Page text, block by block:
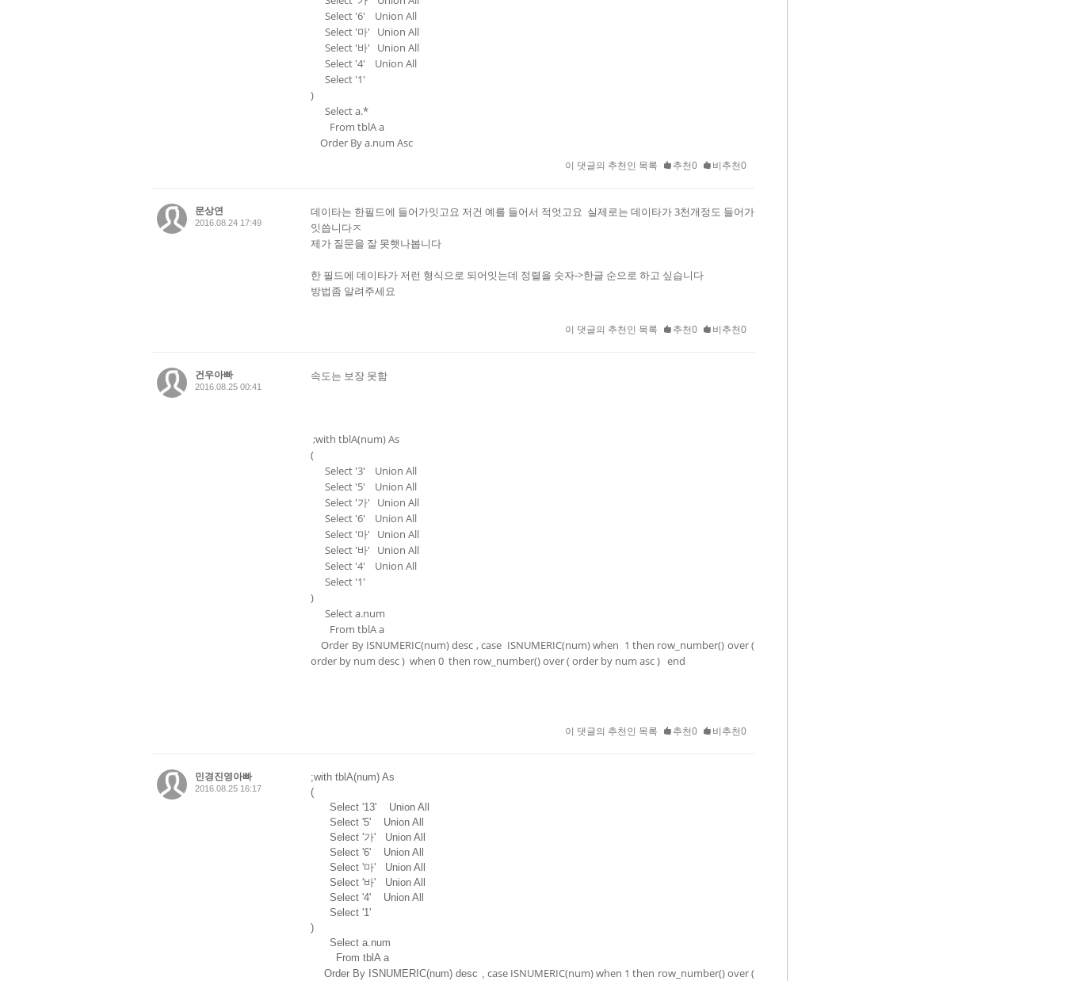
Select '6' Union All
Select '마' Union All
Select '바' Union All
Select '4' Union All
Select '1'
)
Select a.*
From tblA a
Order By a.num Asc
이 댓글의 추천인 목록 추천0 비추천0
문상연
2016.08.24 17:49
데이타는 한필드에 들어가잇고요 저건 예를 들어서 적엇고요 실제로는 데이타가 3천개정도 들어가
잇씁니다ㅈ
제가 질문을 잘 못햇나봅니다
한 필드에 데이타가 저런 형식으로 되어잇는데 정렬을 숫자->한글 순으로 하고 싶습니다
방법좀 알려주세요
이 댓글의 추천인 목록 추천0 비추천0
건우아빠
2016.08.25 00:41
속도는 보장 못함
;with tblA(num) As
(
Select '3' Union All
Select '5' Union All
Select '가' Union All
Select '6' Union All
Select '마' Union All
Select '바' Union All
Select '4' Union All
Select '1'
)
Select a.num
From tblA a
Order By ISNUMERIC(num) desc , case ISNUMERIC(num) when 1 then row_number() over (
order by num desc ) when 0 then row_number() over ( order by num asc ) end
이 댓글의 추천인 목록 추천0 비추천0
민경진영아빠
2016.08.25 16:17
;with tblA(num) As
(
Select '13' Union All
Select '5' Union All
Select '가' Union All
Select '6' Union All
Select '마' Union All
Select '바' Union All
Select '4' Union All
Select '1'
)
Select a.num
From tblA a
Order By ISNUMERIC(num) desc , case ISNUMERIC(num) when 1 then row_number() over (